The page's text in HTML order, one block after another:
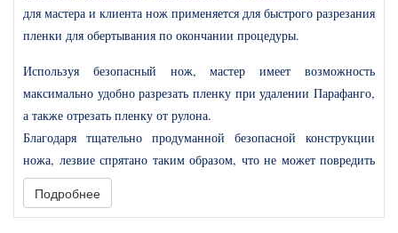
для мастера и клиента нож применяется для быстрого разрезания
пленки для обертывания по окончании процедуры.
Используя безопасный нож, мастер имеет возможность
максимально удобно разрезать пленку при удалении Парафанго,
а также отрезать пленку от рулона.
Благодаря тщательно продуманной безопасной конструкции
ножа, лезвие спрятано таким образом, что не может повредить
кожу, но легко режет пленку и Парафанго.
Характеристики
Подробнее